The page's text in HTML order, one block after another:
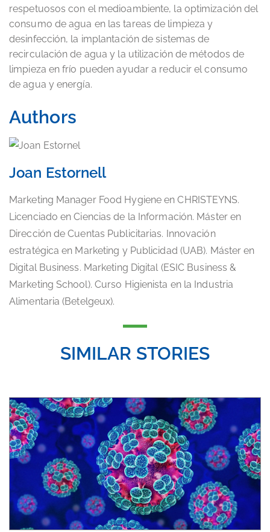
respetuosos con el medioambiente, la optimización del
consumo de agua en las tareas de limpieza y
desinfección, la implantación de sistemas de
recirculación de agua y la utilización de métodos de
limpieza en frío pueden ayudar a reducir el consumo
de agua y energía.
Authors
Joan Estornell
Marketing Manager Food Hygiene en CHRISTEYNS.
Licenciado en Ciencias de la Información. Máster en
Dirección de Cuentas Publicitarias. Innovación
estratégica en Marketing y Publicidad (UAB). Máster en
Digital Business. Marketing Digital (ESIC Business &
Marketing School). Curso Higienista en la Industria
Alimentaria (Betelgeux).
SIMILAR STORIES